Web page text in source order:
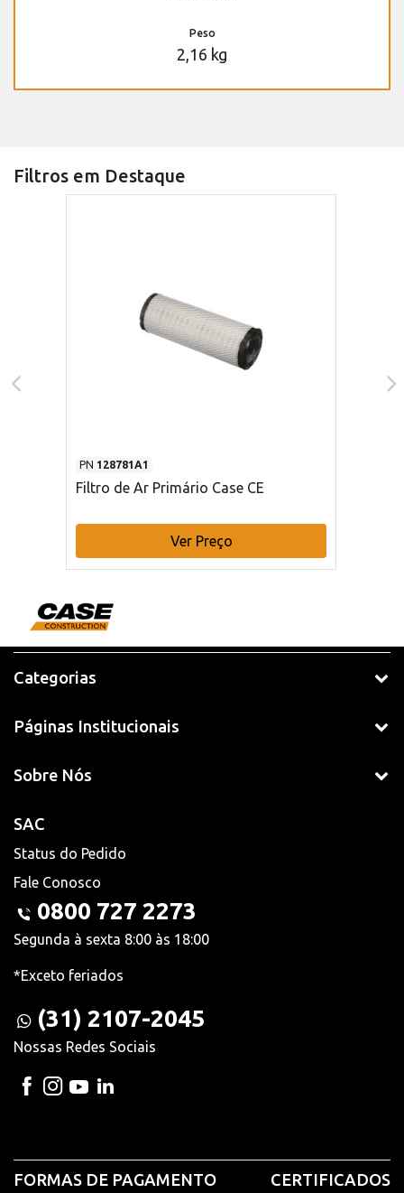
Peso
2,16 kg
Filtros em Destaque
PN 128781A1
Filtro de Ar Primário Case CE
Ver Preço
Categorias
Páginas Institucionais
Sobre Nós
SAC
Status do Pedido
Fale Conosco
0800 727 2273
Segunda à sexta 8:00 às 18:00
*Exceto feriados
(31) 2107-2045
Nossas Redes Sociais
FORMAS DE PAGAMENTO CERTIFICADOS